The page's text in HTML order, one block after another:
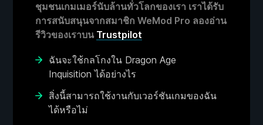
ชุมชนเกมเมอร์นับล้านทั่วโลกของเรา เราได้รับ
การสนับสนุนจากสมาชิก WeMod Pro ลองอ่าน
รีวิวของเราบน Trustpilot
ฉันจะใช้กลโกงใน Dragon Age
Inquisition ได้อย่างไร
สิ่งนี้สามารถใช้งานกับเวอร์ชันเกมของฉัน
ได้หรือไม่